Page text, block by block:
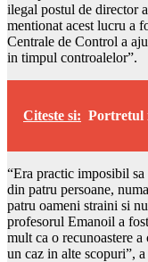
ilegal postul de director
mentionat acest lucru a
Centrale de Control a
in timpul controalelor”.
Citeste si: Portretul
“Era practic imposibil
din patru persoane,
patru oameni straini si
profesorul Emanoil a
mult ca o recunoastere
un caz in alte scopuri”,